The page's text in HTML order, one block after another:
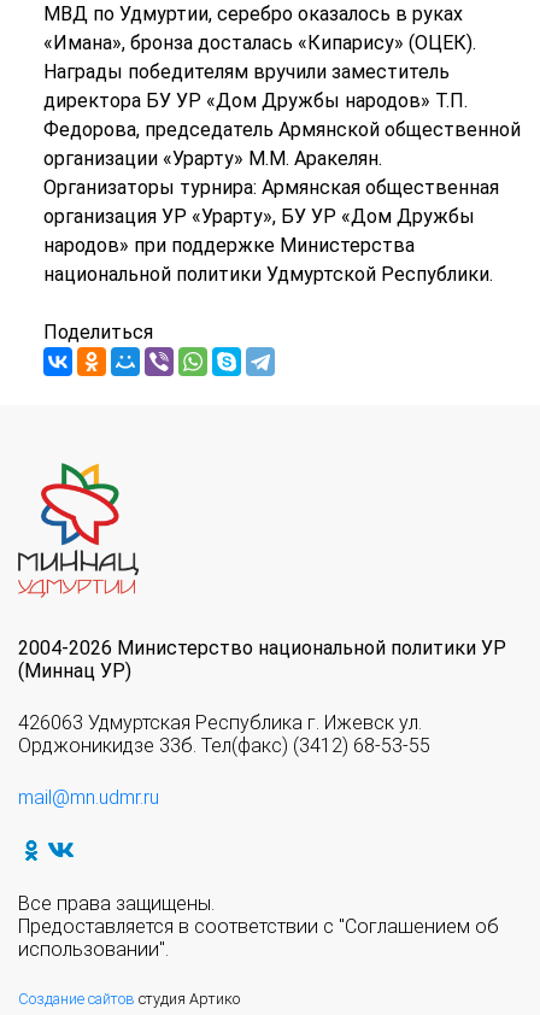
МВД по Удмуртии, серебро оказалось в руках
«Имана», бронза досталась «Кипарису» (ОЦЕК).
Награды победителям вручили заместитель
директора БУ УР «Дом Дружбы народов» Т.П.
Федорова, председатель Армянской общественной
организации «Урарту» М.М. Аракелян.
Организаторы турнира: Армянская общественная
организация УР «Урарту», БУ УР «Дом Дружбы
народов» при поддержке Министерства
национальной политики Удмуртской Республики.
Поделиться
2004-2026 Министерство национальной политики УР
(Миннац УР)
426063 Удмуртская Республика г. Ижевск ул.
Орджоникидзе 33б. Тел(факс) (3412) 68-53-55
mail@mn.udmr.ru
Все права защищены.
Предоставляется в соответствии с "Соглашением об
использовании".
Создание сайтов студия Артико